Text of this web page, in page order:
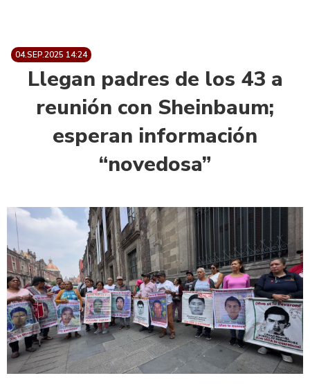
04.SEP.2025 14:24
Llegan padres de los 43 a
reunión con Sheinbaum;
esperan información
“novedosa”